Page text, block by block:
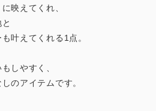
映えてくれ、
叶えてくれる1点。
しやすく、
のアイテムです。